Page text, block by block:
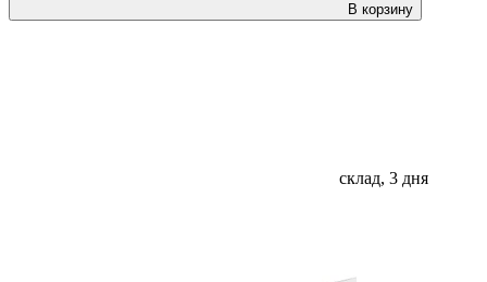
В корзину
склад, 3 дня